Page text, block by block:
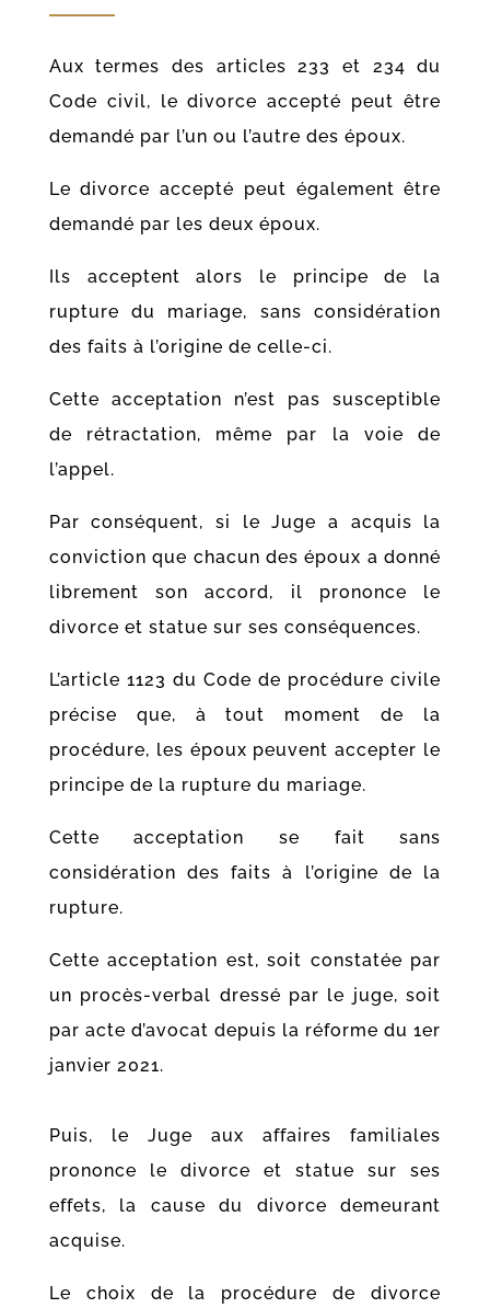
Aux termes des articles 233 et 234 du
Code civil, le divorce accepté peut être
demandé par l’un ou l’autre des époux.
Le divorce accepté peut également être
demandé par les deux époux.
Ils acceptent alors le principe de la
rupture du mariage, sans considération
des faits à l’origine de celle-ci.
Cette acceptation n’est pas susceptible
de rétractation, même par la voie de
l’appel.
Par conséquent, si le Juge a acquis la
conviction que chacun des époux a donné
librement son accord, il prononce le
divorce et statue sur ses conséquences.
L’article 1123 du Code de procédure civile
précise que, à tout moment de la
procédure, les époux peuvent accepter le
principe de la rupture du mariage.
Cette acceptation se fait sans
considération des faits à l’origine de la
rupture.
Cette acceptation est, soit constatée par
un procès-verbal dressé par le juge, soit
par acte d’avocat depuis la réforme du 1er
janvier 2021.
Puis, le Juge aux affaires familiales
prononce le divorce et statue sur ses
effets, la cause du divorce demeurant
acquise.
Le choix de la procédure de divorce